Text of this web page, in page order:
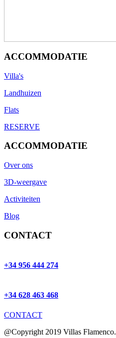
ACCOMMODATIE
Villa's
Landhuizen
Flats
RESERVE
ACCOMMODATIE
Over ons
3D-weergave
Activiteiten
Blog
CONTACT
+34 956 444 274
+34 628 463 468
CONTACT
@Copyright 2019 Villas Flamenco.